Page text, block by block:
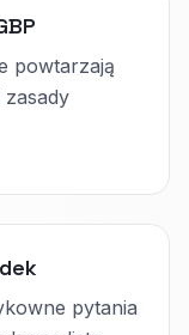
powtarzają
pytania